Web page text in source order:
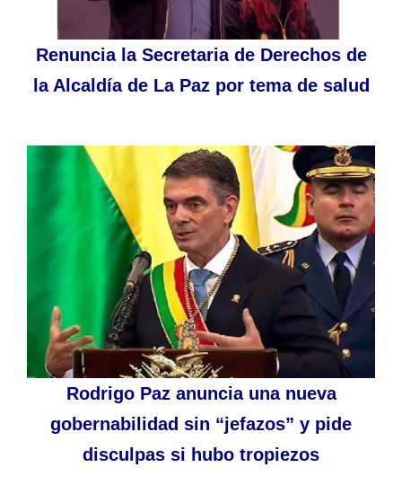
Renuncia la Secretaria de Derechos de
la Alcaldía de La Paz por tema de salud
Rodrigo Paz anuncia una nueva
gobernabilidad sin “jefazos” y pide
disculpas si hubo tropiezos